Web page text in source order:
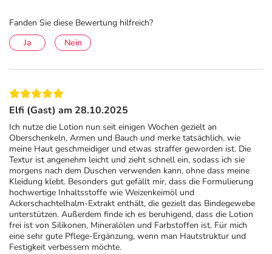
1- 2-mal täglich dünn auftragen und leicht einmassieren.
Nach Anbruch 12 Monate haltbar.
Inhaltsstoffe
Aqua, Glycerin, Dicaprylyl Ether, Caprylic/Capric
Triglyceride, Pentylene Glycol, Cetearyl Alcohol,
Panthenol, Hydrated Silica, Lactose, Cetearyl Glucoside,
Vegetable Oil, Equisetum Arvense Extract, Alcohol,
Sodium Benzoate, Triticum Vulgare (Wheat) Germ Oil,
Xanthan Gum, Sodium Stearoyl Glutamate, Citric Acid,
Tocopherol, Helianthus Annuus Seed Oil
Adresse des Anbieters/Herstellers
Fanden Sie diese Bewertung hilfreich?
Ja
Nein
Elfi (Gast) am 28.10.2025
Ich nutze die Lotion nun seit einigen Wochen gezielt an
Oberschenkeln, Armen und Bauch und merke tatsächlich, wie
meine Haut geschmeidiger und etwas straffer geworden ist. Die
Textur ist angenehm leicht und zieht schnell ein, sodass ich sie
morgens nach dem Duschen verwenden kann, ohne dass meine
Kleidung klebt. Besonders gut gefällt mir, dass die Formulierung
hochwertige Inhaltsstoffe wie Weizenkeimöl und
Ackerschachtelhalm-Extrakt enthält, die gezielt das Bindegewebe
unterstützen. Außerdem finde ich es beruhigend, dass die Lotion
frei ist von Silikonen, Mineralölen und Farbstoffen ist. Für mich
eine sehr gute Pflege-Ergänzung, wenn man Hautstruktur und
Festigkeit verbessern möchte.